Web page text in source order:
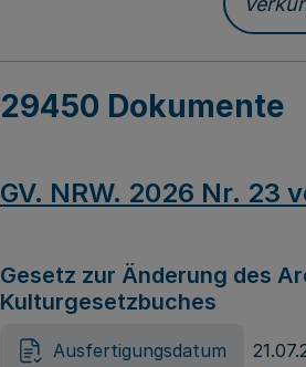
29450 Dokumente
GV. NRW. 2026 Nr. 23
Gesetz zur Änderung des
Kulturgesetzbuches
Ausfertigungsdatum